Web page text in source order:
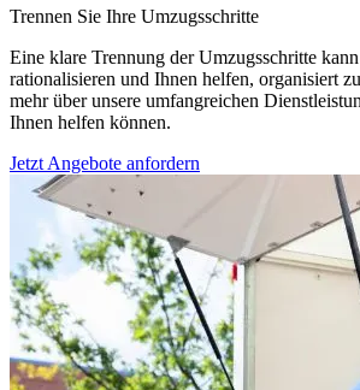
Trennen Sie Ihre Umzugsschritte
Eine klare Trennung der Umzugsschritte
rationalisieren und Ihnen helfen, organisiert
mehr über unsere umfangreichen
Ihnen helfen können.
Jetzt Angebote anfordern